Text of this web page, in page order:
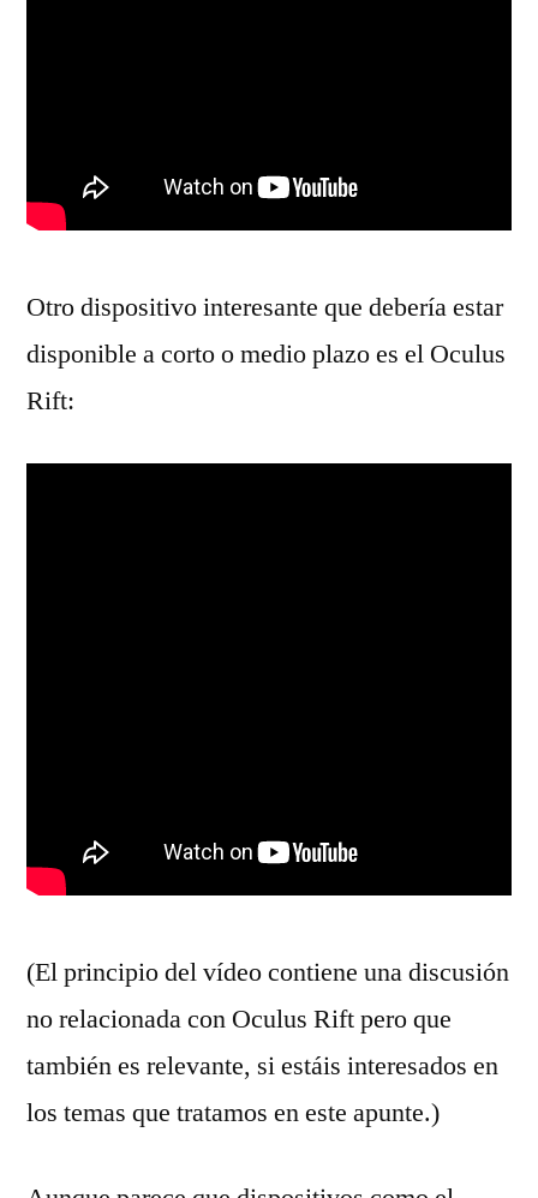
Otro dispositivo interesante que debería estar
disponible a corto o medio plazo es el Oculus
Rift:
(El principio del vídeo contiene una discusión
no relacionada con Oculus Rift pero que
también es relevante, si estáis interesados en
los temas que tratamos en este apunte.)